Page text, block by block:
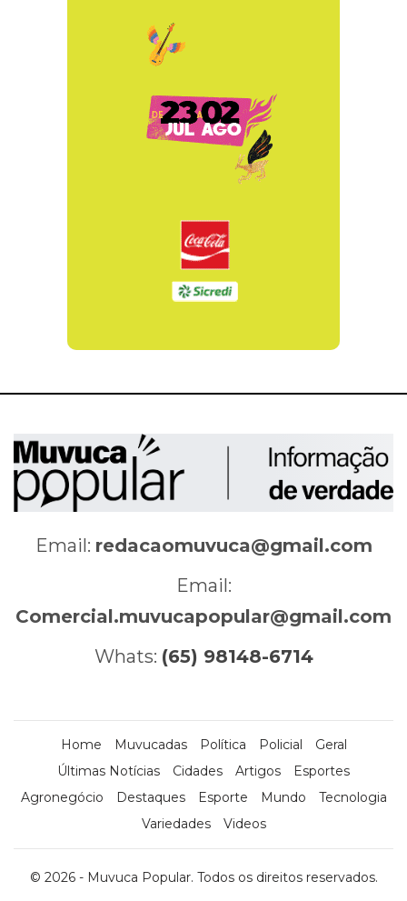
Email: redacaomuvuca@gmail.com
Email:
Comercial.muvucapopular@gmail.com
Whats: (65) 98148-6714
Home Muvucadas Política Policial
Geral
Últimas Notícias
Cidades Artigos
Esportes
Agronegócio
Destaques Esporte Mundo
Tecnologia
Variedades
Videos
© 2026 - Muvuca Popular. Todos os direitos reservados.